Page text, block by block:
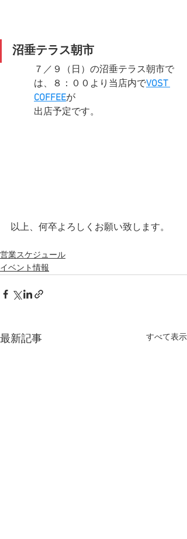
沼垂テラス朝市
７／９（日）の沼垂テラス朝市で
は、８：００より当店内でVOST
COFFEEが
出店予定です。
以上、何卒よろしくお願い致します。
営業スケジュール
イベント情報
最新記事 すべて表示